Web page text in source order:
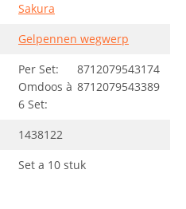
Sakura
Gelpennen wegwerp
Per Set:
8712079543174
Omdoos à
6 Set:
8712079543389
1438122
Set a 10 stuk